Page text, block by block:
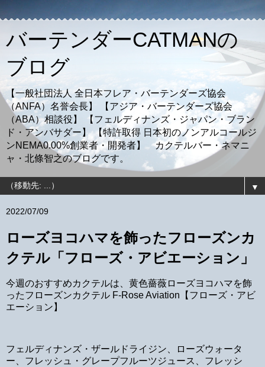
バーテンダーCATMANの
ブログ
【一般社団法人 全日本フレア・バーテンダーズ協会
（ANFA）名誉会長】 【アジア・バーテンダーズ協会
（ABA）相談役】 【フェルディナンズ・ジャパン・ブラン
ド・アンバサダー】 【特許取得 日本初のノンアルコールジ
ンNEMA0.00%創業者・開発者】 カクテルバー・ネマニ
ャ・北條智之のブログです。
▼
2022/07/09
ローズヨコハマを飾ったフローズンカ
クテル「フローズ・アビエーション」
今週のおすすめカクテルは、黄色薔薇ローズヨコハマを飾
ったフローズンカクテル F-Rose Aviation【フローズ・アビ
エーション】
フェルディナンズ・ザールドライジン、ローズウォータ
ー、フレッシュ・グレープフルーツジュース、フレッシ